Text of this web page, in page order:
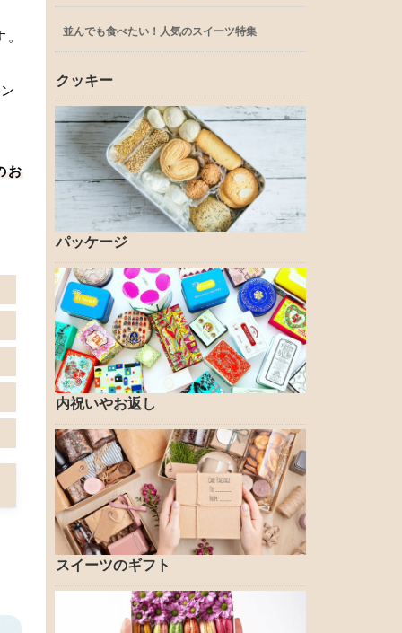
。
お
並んでも食べたい！人気のスイーツ特集
クッキー
パッケージ
内祝いやお返し
スイーツのギフト